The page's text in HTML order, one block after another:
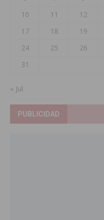
10
11 12
17
18 19
24
25 26
31
« Jul
PUBLICIDAD